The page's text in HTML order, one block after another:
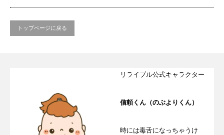
トップページに戻る
リライブル公式キャラクター
信頼くん（のぶよりくん）
時には毒舌になっちゃうけ